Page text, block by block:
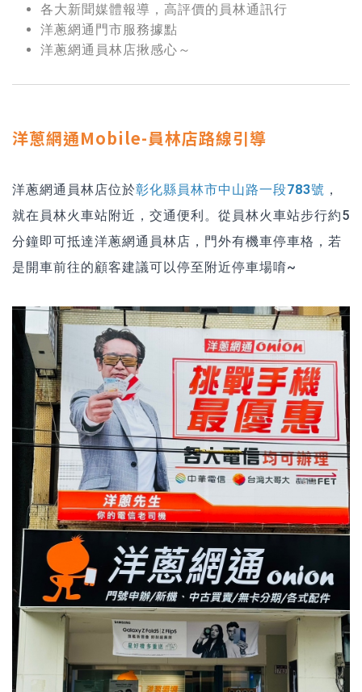
各大新聞媒體報導，高評價的員林通訊行
洋蔥網通門市服務據點
洋蔥網通員林店揪感心～
洋蔥網通Mobile-員林店路線引導
洋蔥網通員林店位於彰化縣員林市中山路一段783號 ，
就在員林火車站附近，交通便利。從員林火車站步行約5
分鐘即可抵達洋蔥網通員林店，門外有機車停車格，若
是開車前往的顧客建議可以停至附近停車場唷~